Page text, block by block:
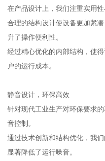
在产品设计上，我们注重实用性
合理的结构设计使设备更加紧
升了操作便利性。
经过精心优化的内部结构，使
户的运行成本。
静音设计，环保高效
针对现代工业生产对环保要求
音控制。
通过技术创新和结构优化，我
显著降低了运行噪音。